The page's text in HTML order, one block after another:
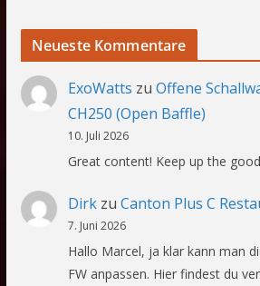
Neueste Kommentare
ExoWatts zu Offene
CH250 (Open Baffle)
10. Juli 2026
Great content! Keep up the
Dirkzu Canton Plus C
7. Juni 2026
Hallo Marcel, ja klar kann man
FW anpassen. Hier findest du